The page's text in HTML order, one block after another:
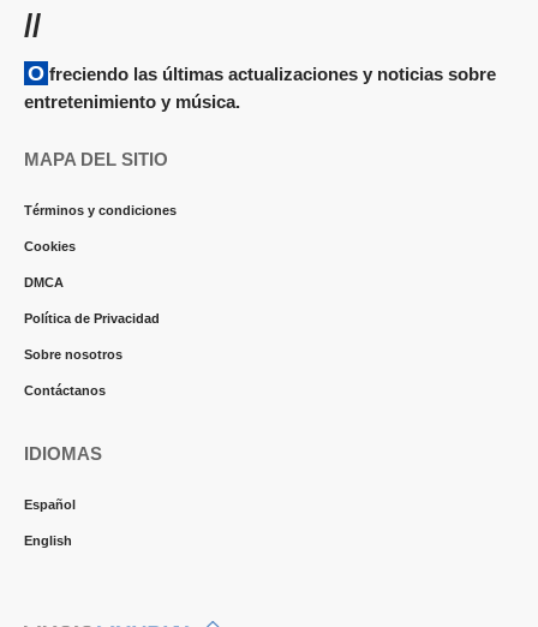
//
Ofreciendo las últimas actualizaciones y noticias sobre
entretenimiento y música.
MAPA DEL SITIO
Términos y condiciones
Cookies
DMCA
Política de Privacidad
Sobre nosotros
Contáctanos
IDIOMAS
Español
English